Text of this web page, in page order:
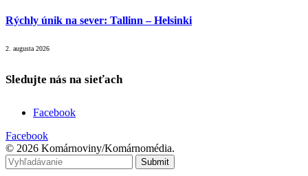
Rýchly únik na sever: Tallinn – Helsinki
2. augusta 2026
Sledujte nás na sieťach
Facebook
Facebook
© 2026 Komárnoviny/Komárnomédia.
Submit